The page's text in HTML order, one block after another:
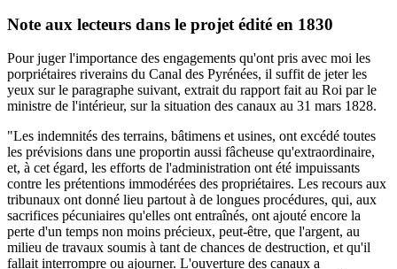
Note aux lecteurs dans le projet édité en 1830
Pour juger l'importance des engagements qu'ont pris avec moi les
porpriétaires riverains du Canal des Pyrénées, il suffit de jeter les
yeux sur le paragraphe suivant, extrait du rapport fait au Roi par le
ministre de l'intérieur, sur la situation des canaux au 31 mars 1828.
"Les indemnités des terrains, bâtimens et usines, ont excédé toutes
les prévisions dans une proportin aussi fâcheuse qu'extraordinaire,
et, à cet égard, les efforts de l'administration ont été impuissants
contre les prétentions immodérées des propriétaires. Les recours aux
tribunaux ont donné lieu partout à de longues procédures, qui, aux
sacrifices pécuniaires qu'elles ont entraînés, ont ajouté encore la
perte d'un temps non moins précieux, peut-être, que l'argent, au
milieu de travaux soumis à tant de chances de destruction, et qu'il
fallait interrompre ou ajourner. L'ouverture des canaux a